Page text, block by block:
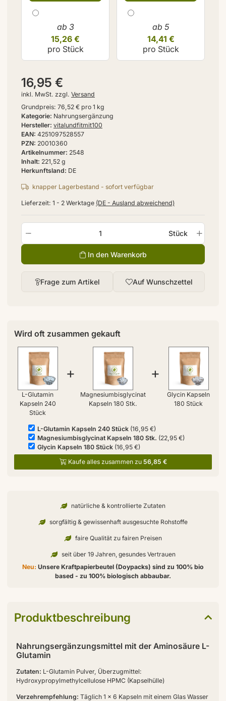
Inhalt 221,52 g
Hersteller vitalundfitmit100
Artikelnummer 2548
PZN 20010360
EAN 4251097528557
Herkunftsland DE
Kategorie Nahrungsergänzung
16,95 €
inkl. MwSt. zzgl. Versand
Grundpreis: 76,52 € pro 1 kg
Frage zum Artikel Auf Wunschzettel
Stück
In den Warenkorb
knapper Lagerbestand - sofort verfügbar
Lieferzeit: 1 - 2 Werktage (DE - Ausland abweichend)
ab 3
15,26 €
pro Stück
ab 5
14,41 €
pro Stück
Wird oft zusammen gekauft
L-Glutamin
Kapseln 240
Stück
+
Magnesiumbisglycinat
Kapseln 180 Stk.
+
Glycin Kapseln
180 Stück
L-Glutamin Kapseln 240 Stück(16,95 €)
Magnesiumbisglycinat Kapseln 180 Stk. (22,95 €)
Glycin Kapseln 180 Stück(16,95 €)
Kaufe alles zusammen zu 56,85 €
natürliche & kontrollierte Zutaten
sorgfältig & gewissenhaft ausgesuchte Rohstoffe
faire Qualität zu fairen Preisen
seit über 19 Jahren, gesundes Vertrauen
Neu: Unsere Kraftpapierbeutel (Doypacks) sind zu 100% bio
based - zu 100% biologisch abbaubar.
Produktbeschreibung
Nahrungsergänzungsmittel mit der Aminosäure L-
Glutamin
Zutaten: L-Glutamin Pulver, Überzugmittel:
Hydroxypropylmethylcellulose HPMC (Kapselhülle)
Verzehrempfehlung: Täglich 1 x 6 Kapseln mit einem Glas Wasser